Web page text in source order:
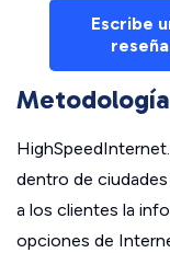
Escribe
reseña
Metodología
dentro de
a los clientes la
opciones de